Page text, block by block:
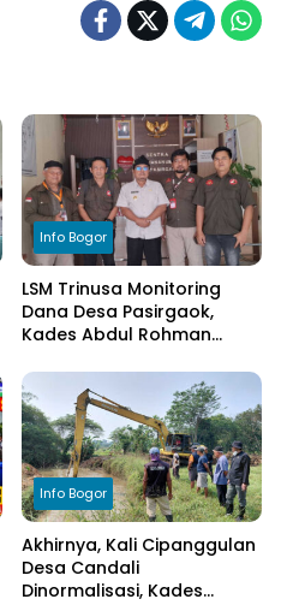
Info Bogor
LSM Trinusa Monitoring
Dana Desa Pasirgaok,
Kades Abdul Rohman
Transparansi Pengelolaan
Anggaran
Info Bogor
Akhirnya, Kali Cipanggulan
Desa Candali
Dinormalisasi, Kades